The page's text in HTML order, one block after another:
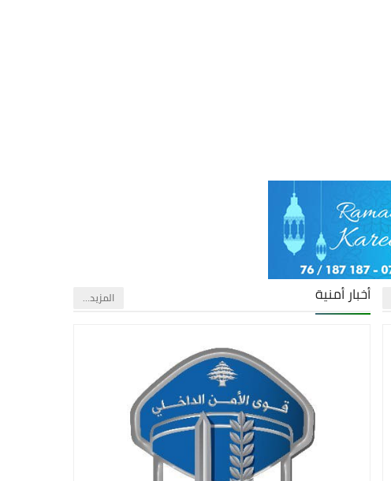
أخبار أمنية ‏المزيد…